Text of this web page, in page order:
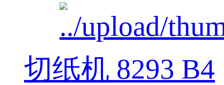
切纸机 8293 B4